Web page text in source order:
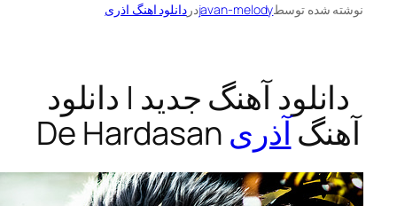
توسطjavan-melodyدردانلود اهنگ اذری
آهنگ جدید | دانلود
آذریDe Hardasan